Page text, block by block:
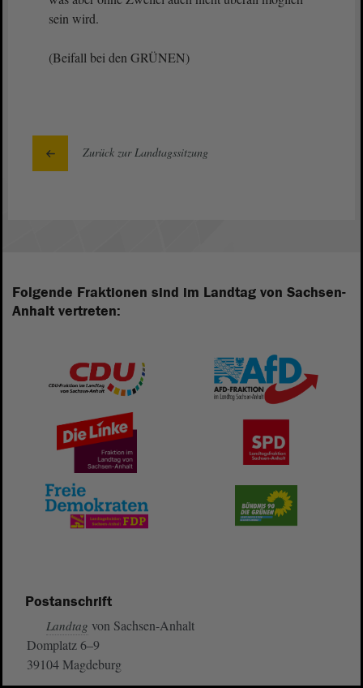
sein wird.
(Beifall bei den GRÜNEN)
Zurück zur Landtagssitzung
Folgende Fraktionen sind im Landtag von Sachsen-
Anhalt vertreten:
Postanschrift
Landtag von Sachsen-Anhalt
Domplatz 6–9
39104 Magdeburg